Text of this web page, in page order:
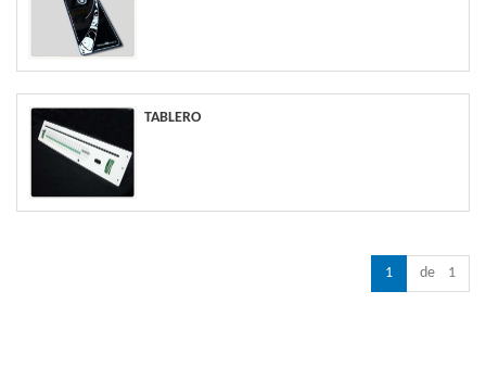
TABLERO
1 de 1